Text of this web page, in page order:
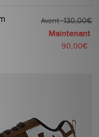
Avant130,00€
Maintenant
90,00€